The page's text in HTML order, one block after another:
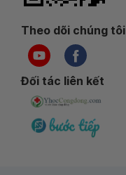
Theo dõi chúng tôi
Đối tác liên kết